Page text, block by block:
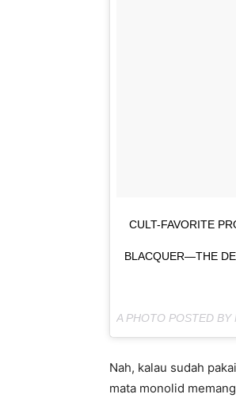
CULT-FAVORITE
BLACQUER—THE
A PHOTO POSTED
Nah, kalau sudah
mata monolid